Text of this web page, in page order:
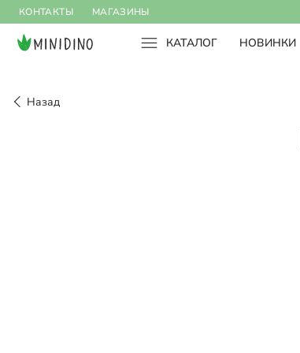
КОНТАКТЫ МАГАЗИНЫ
КАТАЛОГ НОВИНКИ
Назад